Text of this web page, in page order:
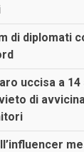
di diplomati
uccisa a
di